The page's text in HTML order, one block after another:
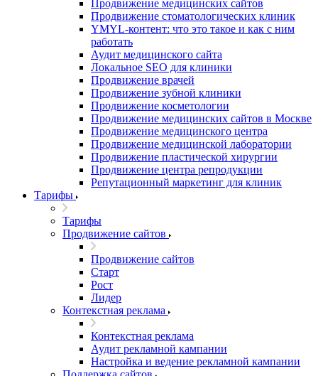
Продвижение медицинских сайтов
Продвижение стоматологических клиник
YMYL-контент: что это такое и как с ним
работать
Аудит медицинского сайта
Локальное SEO для клиники
Продвижение врачей
Продвижение зубной клиники
Продвижение косметологии
Продвижение медицинских сайтов в Москве
Продвижение медицинского центра
Продвижение медицинской лаборатории
Продвижение пластической хирургии
Продвижение центра репродукции
Репутационный маркетинг для клиник
Тарифы
Тарифы
Продвижение сайтов
Продвижение сайтов
Старт
Рост
Лидер
Контекстная реклама
Контекстная реклама
Аудит рекламной кампании
Настройка и ведение рекламной кампании